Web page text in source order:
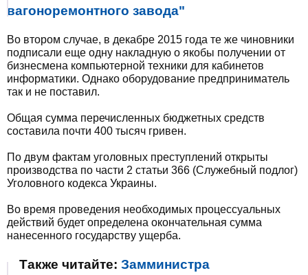
вагоноремонтного завода"
Во втором случае, в декабре 2015 года те же чиновники
подписали еще одну накладную о якобы получении от
бизнесмена компьютерной техники для кабинетов
информатики. Однако оборудование предприниматель
так и не поставил.
Общая сумма перечисленных бюджетных средств
составила почти 400 тысяч гривен.
По двум фактам уголовных преступлений открыты
производства по части 2 статьи 366 (Служебный подлог)
Уголовного кодекса Украины.
Во время проведения необходимых процессуальных
действий будет определена окончательная сумма
нанесенного государству ущерба.
Также читайте: Замминистра